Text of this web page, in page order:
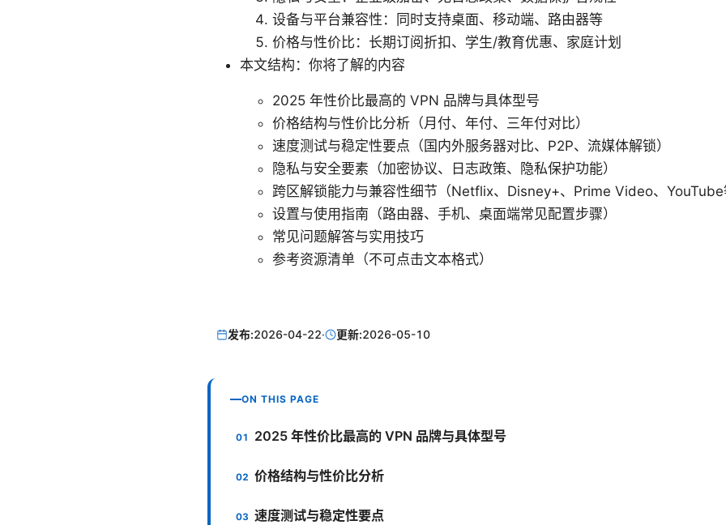
设备与平台兼容性：同时支持桌面、移动端、路由器等
价格与性价比：长期订阅折扣、学生/教育优惠、家庭计划
本文结构：你将了解的内容
2025 年性价比最高的 VPN 品牌与具体型号
价格结构与性价比分析（月付、年付、三年付对比）
速度测试与稳定性要点（国内外服务器对比、P2P、流媒体解锁）
隐私与安全要素（加密协议、日志政策、隐私保护功能）
跨区解锁能力与兼容性细节（Netflix、Disney+、Prime Video、
设置与使用指南（路由器、手机、桌面端常见配置步骤）
常见问题解答与实用技巧
参考资源清单（不可点击文本格式）
发布:2026-04-22· 更新:2026-05-10
ON THIS PAGE
2025 年性价比最高的 VPN 品牌与具体型号
价格结构与性价比分析
速度测试与稳定性要点